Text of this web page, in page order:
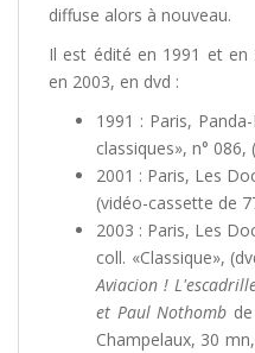
diffuse alors à nouveau.
Il est édité en 1991 et en
en 2003, en dvd :
1991 : Paris,
classiques», n°
2001 : Paris, Les
(vidéo-cassette de
2003 : Paris, Les
coll. «Classique»,
Aviacion !
et Paul Nothomb
Champelaux, 30